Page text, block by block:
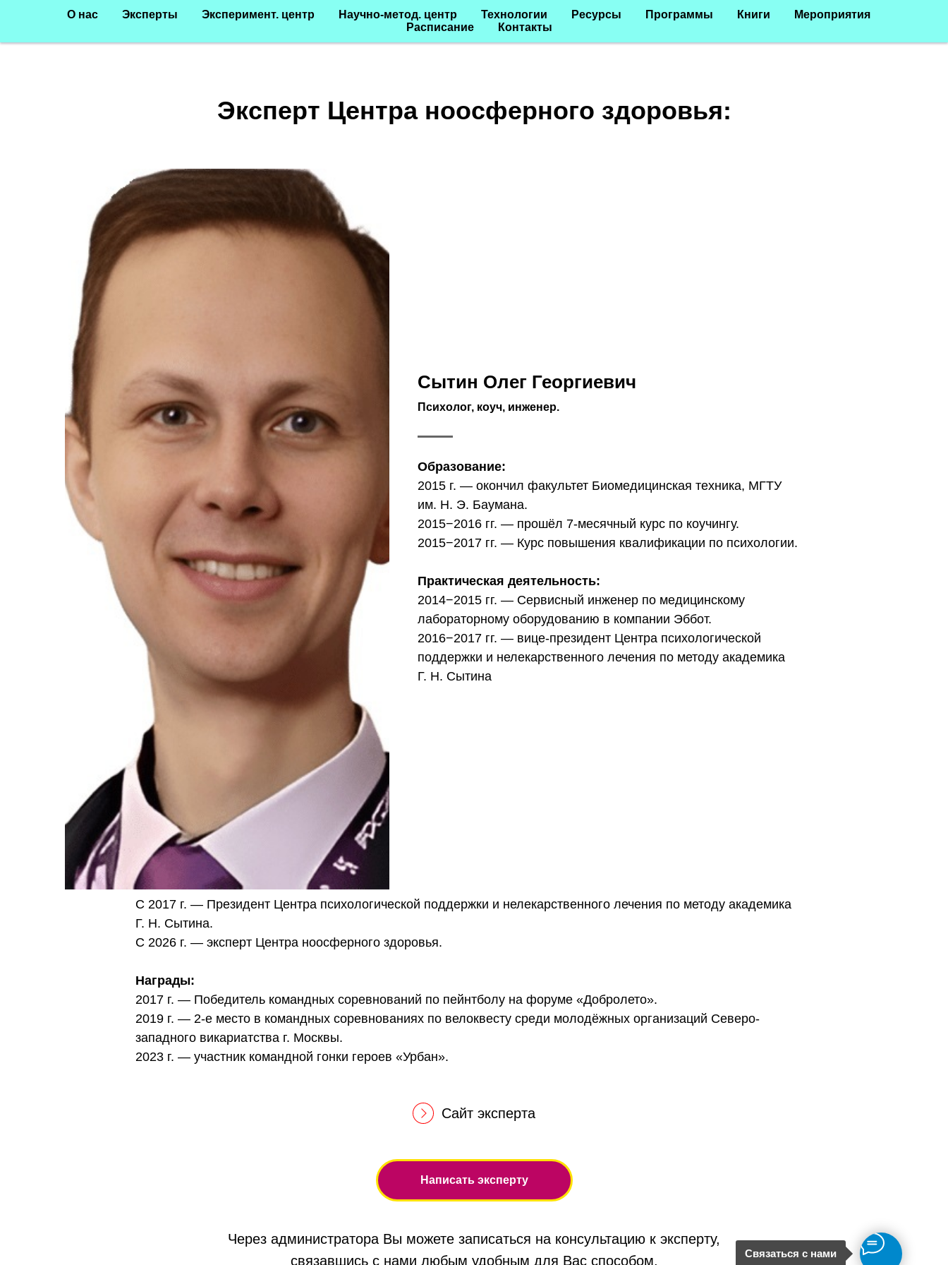
О нас Эксперты Эксперимент. центр Научно-метод. центр Технологии Ресурсы Программы Книги
Мероприятия
Расписание
Контакты
Эксперт Центра ноосферного здоровья:
Сытин Олег Георгиевич
Психолог, коуч, инженер.
Образование:
2015 г. — окончил факультет Биомедицинская техника, МГТУ
им. Н. Э. Баумана.
2015−2016 гг. — прошёл 7-месячный курс по коучингу.
2015−2017 гг. — Курс повышения квалификации по психологии.
Практическая деятельность:
2014−2015 гг. — Сервисный инженер по медицинскому
лабораторному оборудованию в компании Эббот.
2016−2017 гг. — вице-президент Центра психологической
поддержки и нелекарственного лечения по методу академика
Г. Н. Сытина
С 2017 г. — Президент Центра психологической поддержки и нелекарственного лечения по методу академика
Г. Н. Сытина.
С 2026 г. — эксперт Центра ноосферного здоровья.
Награды:
2017 г. — Победитель командных соревнований по пейнтболу на форуме «Добролето».
2019 г. — 2-е место в командных соревнованиях по велоквесту среди молодёжных организаций Северо-
западного викариатства г. Москвы.
2023 г. — участник командной гонки героев «Урбан».
Сайт эксперта
Написать эксперту
Через администратора Вы можете записаться на консультацию к эксперту,
связавшись с нами любым удобным для Вас способом.
Связаться с нами